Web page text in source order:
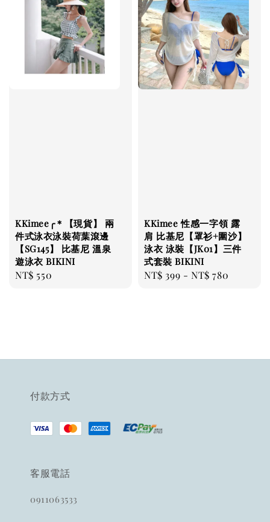
KKimee╭＊【現貨】 兩
件式泳衣泳裝荷葉滾邊
【SG145】 比基尼 溫泉
遊泳衣 BIKINI
Regular
NT$ 550
KKimee 性感一字領 露
肩 比基尼【罩衫+圍沙】
泳衣 泳裝【JK01】三件
式套裝 BIKINI
Regular
NT$ 399 -NT$ 780
付款方式
客服電話
0911063533